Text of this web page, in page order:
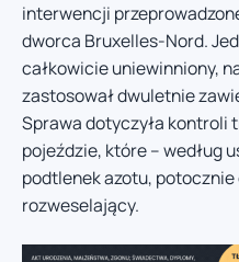
interwencji
dworca Bruxelles-Nord.
całkowicie uniewinniony,
zastosował dwuletnie
Sprawa dotyczyła kontroli
pojeździe, które – według
podtlenek azotu,
rozweselający.